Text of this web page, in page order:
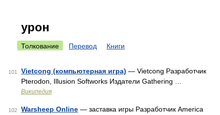
урон
Толкование Перевод Книги
101 Vietcong (компьютерная игра) — Vietcong Разработчик
Pterodon, Illusion Softworks Издатели Gathering …
Википедия
102 Warsheep Online — заставка игры Разработчик America